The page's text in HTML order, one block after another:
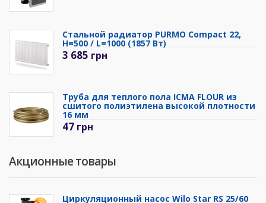
Стальной радиатор PURMO Compact 22,
H=500 / L=1000 (1857 Вт)
3 685 грн
Труба для теплого пола ICMA FLOUR из
сшитого полиэтилена высокой плотности
16 мм
47 грн
Акционные товары
Циркуляционный насос Wilo Star RS 25/60